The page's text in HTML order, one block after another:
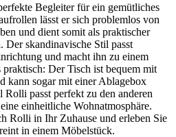
Begleiter für ein gemütliches
lässt er sich problemlos von
und dient somit als praktischer
Der skandinavische Stil passt
und macht ihn zu einem
Der Tisch ist bequem mit
kann sogar mit einer Ablagebox
passt perfekt zu den anderen
einheitliche Wohnatmosphäre.
Rolli in Ihr Zuhause und erleben Sie
in einem Möbelstück.